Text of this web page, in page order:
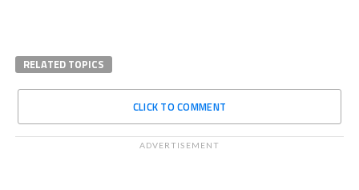
RELATED TOPICS
CLICK TO COMMENT
ADVERTISEMENT